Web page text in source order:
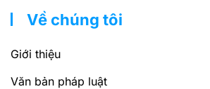
Về chúng tôi
Giới thiệu
Văn bản pháp luật